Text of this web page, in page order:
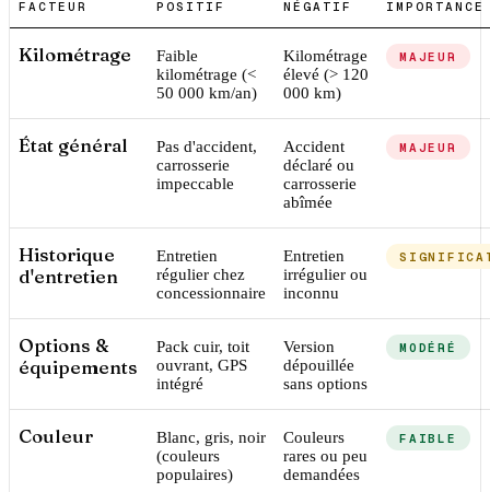
FACTEUR POSITIF NÉGATIF IMPORTANCE
Kilométrage
Faible
kilométrage (<
50 000 km/an)
Kilométrage
élevé (> 120
000 km)
MAJEUR
État général
Pas d'accident,
carrosserie
impeccable
Accident
déclaré ou
carrosserie
abîmée
MAJEUR
Historique
d'entretien
Entretien
régulier chez
concessionnaire
Entretien
irrégulier ou
inconnu
Options &
équipements
Pack cuir, toit
ouvrant, GPS
intégré
Version
dépouillée
sans options
MODÉRÉ
Couleur
Blanc, gris, noir
(couleurs
populaires)
Couleurs
rares ou peu
demandées
FAIBLE